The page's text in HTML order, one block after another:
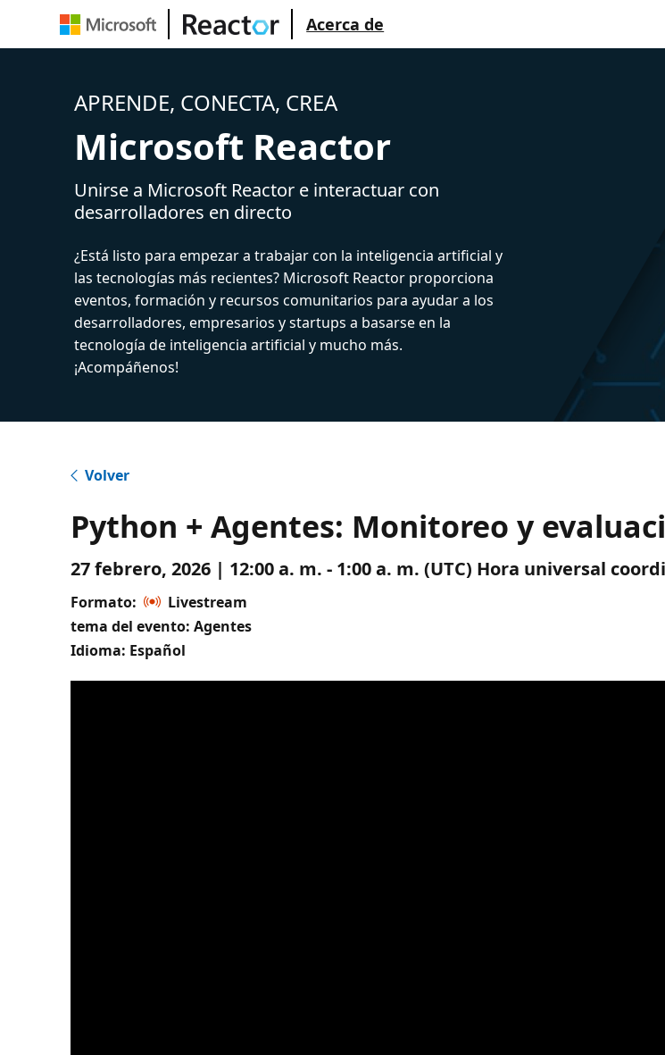
Acerca de
APRENDE, CONECTA, CREA
Microsoft Reactor
Unirse a Microsoft Reactor e interactuar con
desarrolladores en directo
¿Está listo para empezar a trabajar con la inteligencia artificial y
las tecnologías más recientes? Microsoft Reactor proporciona
eventos, formación y recursos comunitarios para ayudar a los
desarrolladores, empresarios y startups a basarse en la
tecnología de inteligencia artificial y mucho más.
¡Acompáñenos!
Volver
Python + Agentes: Monitoreo y
27 febrero, 2026 | 12:00 a. m. - 1:00 a. m. (UTC) Hora universal
Formato:
Livestream
tema del evento: Agentes
Idioma: Español